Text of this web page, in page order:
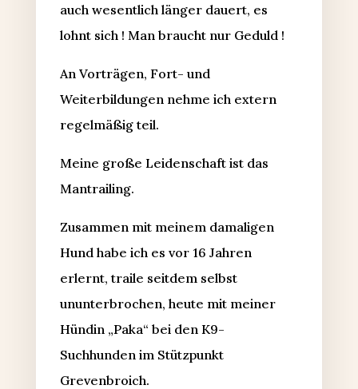
auch wesentlich länger dauert, es
lohnt sich ! Man braucht nur Geduld !
An Vorträgen, Fort- und
Weiterbildungen nehme ich extern
regelmäßig teil.
Meine große Leidenschaft ist das
Mantrailing.
Zusammen mit meinem damaligen
Hund habe ich es vor 16 Jahren
erlernt, traile seitdem selbst
ununterbrochen, heute mit meiner
Hündin „Paka“ bei den K9-
Suchhunden im Stützpunkt
Grevenbroich.